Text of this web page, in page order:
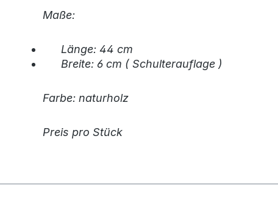
Maße:
Länge: 44 cm
Breite: 6 cm ( Schulterauflage )
Farbe: naturholz
Preis pro Stück